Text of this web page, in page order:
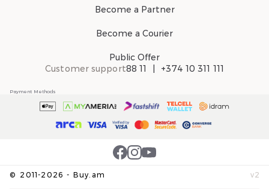
Become a Partner
Become a Courier
Public Offer
Customer support88 11 +374 10 311 111
© 2011-2026 - Buy.am v2
Payment Methods